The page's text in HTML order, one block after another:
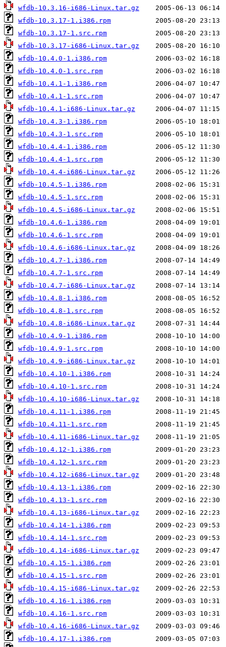
wfdb-10.3.16-i686-Linux.tar.gz
wfdb-10.3.17-1.i386.rpm
wfdb-10.3.17-1.src.rpm
wfdb-10.3.17-i686-Linux.tar.gz
wfdb-10.4.0-1.i386.rpm
wfdb-10.4.0-1.src.rpm
wfdb-10.4.1-1.i386.rpm
wfdb-10.4.1-1.src.rpm
wfdb-10.4.1-i686-Linux.tar.gz
wfdb-10.4.3-1.i386.rpm
wfdb-10.4.3-1.src.rpm
wfdb-10.4.4-1.i386.rpm
wfdb-10.4.4-1.src.rpm
wfdb-10.4.4-i686-Linux.tar.gz
wfdb-10.4.5-1.i386.rpm
wfdb-10.4.5-1.src.rpm
wfdb-10.4.5-i686-Linux.tar.gz
wfdb-10.4.6-1.i386.rpm
wfdb-10.4.6-1.src.rpm
wfdb-10.4.6-i686-Linux.tar.gz
wfdb-10.4.7-1.i386.rpm
wfdb-10.4.7-1.src.rpm
wfdb-10.4.7-i686-Linux.tar.gz
wfdb-10.4.8-1.i386.rpm
wfdb-10.4.8-1.src.rpm
wfdb-10.4.8-i686-Linux.tar.gz
wfdb-10.4.9-1.i386.rpm
wfdb-10.4.9-1.src.rpm
wfdb-10.4.9-i686-Linux.tar.gz
wfdb-10.4.10-1.i386.rpm
wfdb-10.4.10-1.src.rpm
wfdb-10.4.10-i686-Linux.tar.gz
wfdb-10.4.11-1.i386.rpm
wfdb-10.4.11-1.src.rpm
wfdb-10.4.11-i686-Linux.tar.gz
wfdb-10.4.12-1.i386.rpm
wfdb-10.4.12-1.src.rpm
wfdb-10.4.12-i686-Linux.tar.gz
wfdb-10.4.13-1.i386.rpm
wfdb-10.4.13-1.src.rpm
wfdb-10.4.13-i686-Linux.tar.gz
wfdb-10.4.14-1.i386.rpm
wfdb-10.4.14-1.src.rpm
wfdb-10.4.14-i686-Linux.tar.gz
wfdb-10.4.15-1.i386.rpm
wfdb-10.4.15-1.src.rpm
wfdb-10.4.15-i686-Linux.tar.gz
wfdb-10.4.16-1.i386.rpm
wfdb-10.4.16-1.src.rpm
wfdb-10.4.16-i686-Linux.tar.gz
wfdb-10.4.17-1.i386.rpm